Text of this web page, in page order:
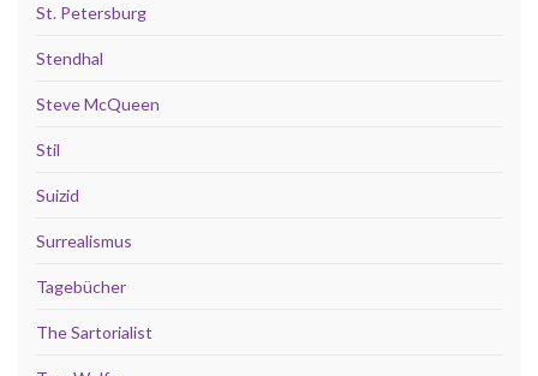
St. Petersburg
Stendhal
Steve McQueen
Stil
Suizid
Surrealismus
Tagebücher
The Sartorialist